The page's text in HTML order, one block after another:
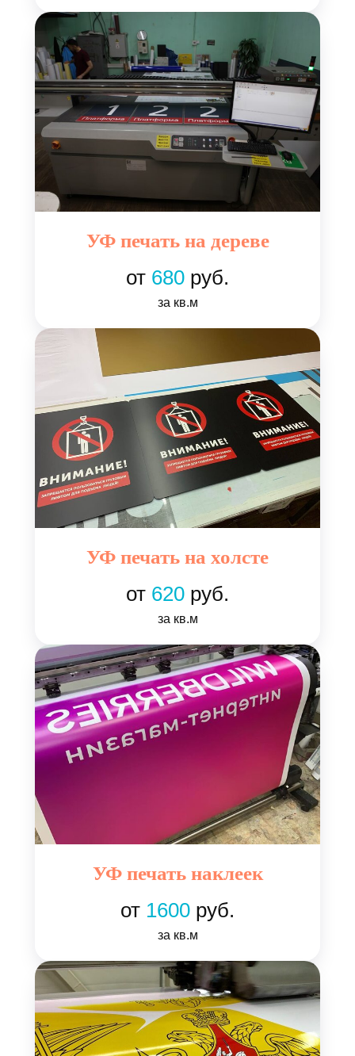
УФ печать на дереве
от 680 руб.
за кв.м
УФ печать на холсте
от 620 руб.
за кв.м
УФ печать наклеек
от 1600 руб.
за кв.м